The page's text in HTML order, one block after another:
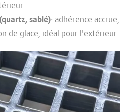
sablé): adhérence accrue,
de glace, idéal pour l'extérieur.